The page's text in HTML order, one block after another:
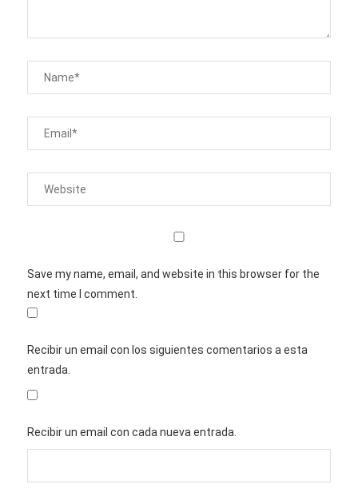
Save my name, email, and website in this browser for the
next time I comment.
Recibir un email con los siguientes comentarios a esta
entrada.
Recibir un email con cada nueva entrada.